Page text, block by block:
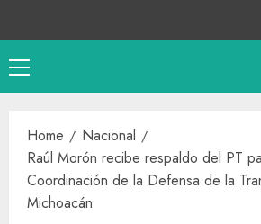
Home
Nacional
Raúl Morón recibe respaldo del PT
Coordinación de la Defensa de la
Michoacán